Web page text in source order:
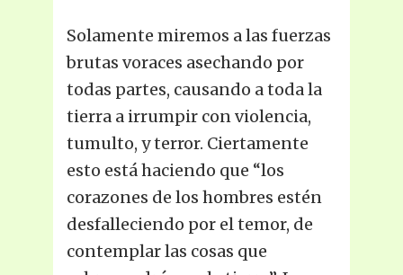
Solamente miremos a las fuerzas
brutas voraces asechando por
todas partes, causando a toda la
tierra a irrumpir con violencia,
tumulto, y terror. Ciertamente
esto está haciendo que “los
corazones de los hombres estén
desfalleciendo por el temor, de
contemplar las cosas que